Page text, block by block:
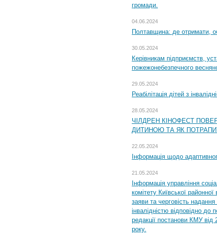
громади.
04.06.2024
Полтавщина: де отримати,
30.05.2024
Керівникам підприємств,
пожежонебезпечного
29.05.2024
Реабілітація дітей з
28.05.2024
ЧІЛДРЕН КІНОФЕСТ
ДИТИНОЮ ТА ЯК
22.05.2024
Інформація щодо
21.05.2024
Інформація управління
комітету Київської
заяви та черговість надання
інвалідністю відповідно
редакції постанови КМУ від
року.